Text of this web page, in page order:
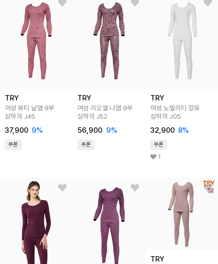
TRY
여성 뷰티 날염 9부
상하의 J45
37,900 9%
쿠폰
TRY
여성 리오셀 나염 9부
상하의 J52
56,900 9%
쿠폰
TRY
여성 노빌리티 장유
상하의 J05
32,900 8%
쿠폰
1
TRY